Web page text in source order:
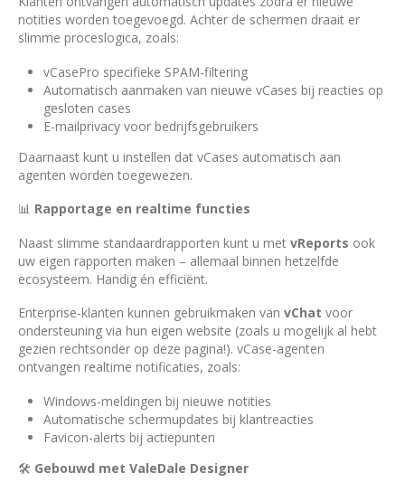
notities worden toegevoegd. Achter de schermen draait er
slimme proceslogica, zoals:
vCasePro specifieke SPAM-filtering
Automatisch aanmaken van nieuwe vCases bij reacties op
gesloten cases
E-mailprivacy voor bedrijfsgebruikers
Daarnaast kunt u instellen dat vCases automatisch aan
agenten worden toegewezen.
📊 Rapportage en realtime functies
Naast slimme standaardrapporten kunt u met vReports ook
uw eigen rapporten maken – allemaal binnen hetzelfde
ecosysteem. Handig én efficiënt.
Enterprise-klanten kunnen gebruikmaken van vChat voor
ondersteuning via hun eigen website (zoals u mogelijk al hebt
gezien rechtsonder op deze pagina!). vCase-agenten
ontvangen realtime notificaties, zoals:
Windows-meldingen bij nieuwe notities
Automatische schermupdates bij klantreacties
Favicon-alerts bij actiepunten
🛠️ Gebouwd met ValeDale Designer